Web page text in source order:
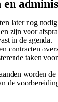
en
later nog
zijn voor
in de agenda.
contracten
taken
worden
de